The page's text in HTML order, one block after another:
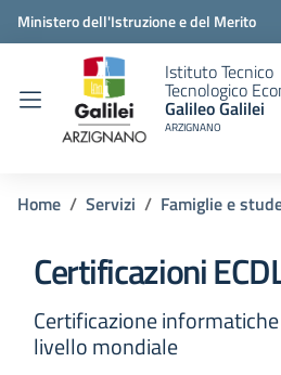
Ministero dell'Istruzione e del Merito
Istituto Tecnico
Tecnologico
Galileo Galilei
ARZIGNANO
Home Servizi Famiglie e
Certificazioni
Certificazione
livello mondiale